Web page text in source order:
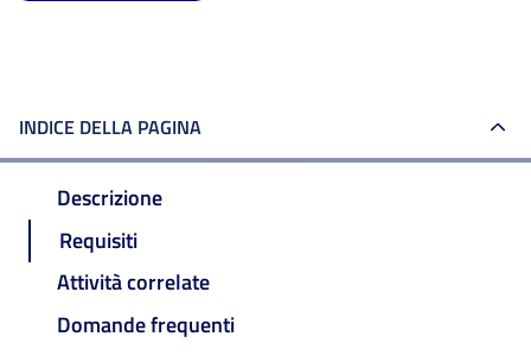
INDICE DELLA PAGINA
Descrizione
Requisiti
Attività correlate
Domande frequenti